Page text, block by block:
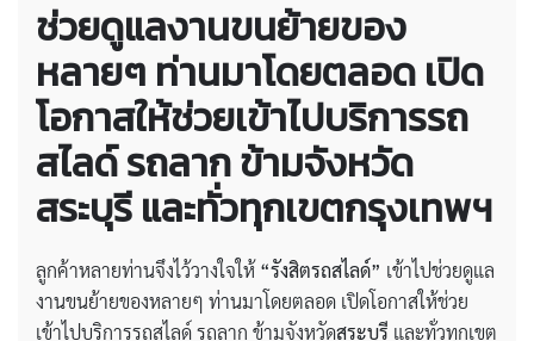
ช่วยดูแลงานขนย้ายของ
หลายๆ ท่านมาโดยตลอด เปิด
โอกาสให้ช่วยเข้าไปบริการรถ
สไลด์ รถลาก ข้ามจังหวัด
สระบุรี และทั่วทุกเขตกรุงเทพฯ
ลูกค้าหลายท่านจึงไว้วางใจให้“รังสิตรถสไลด์” เข้าไปช่วยดูแล
งานขนย้ายของหลายๆ ท่านมาโดยตลอด เปิดโอกาสให้ช่วย
เข้าไปบริการรถสไลด์ รถลาก ข้ามจังหวัดสระบุรี และทั่วทุกเขต